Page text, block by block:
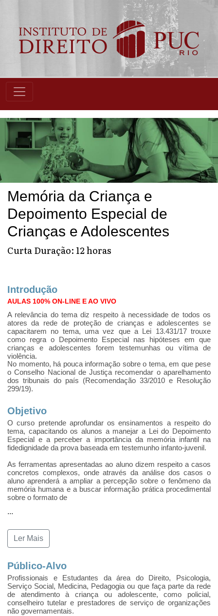
Memória da Criança e
Depoimento Especial de
Crianças e Adolescentes
Curta Duração: 12 horas
Introdução
AULAS 100% ON-LINE E AO VIVO
A relevância do tema diz respeito à necessidade de todos os
atores da rede de proteção de crianças e adolescentes se
capacitarem no tema, uma vez que a Lei 13.431/17 trouxe
como regra o Depoimento Especial nas hipóteses em que
crianças e adolescentes forem testemunhas ou vítima de
violência.
No momento, há pouca informação sobre o tema, em que pese
o Conselho Nacional de Justiça recomendar o aparelhamento
dos tribunais do país (Recomendação 33/2010 e Resolução
299/19).
Objetivo
O curso pretende aprofundar os ensinamentos a respeito do
tema, capacitando os alunos a manejar a Lei do Depoimento
Especial e a perceber a importância da memória infantil na
fidedignidade da prova baseada em testemunho infanto-juvenil.
As ferramentas apresentadas ao aluno dizem respeito a casos
concretos complexos, onde através da análise dos casos o
aluno aprenderá a ampliar a percepção sobre o fenômeno da
memória humana e a buscar informação prática procedimental
sobre o formato de
...
Ler Mais
Público-Alvo
Profissionais e Estudantes da área do Direito, Psicologia,
Serviço Social, Medicina, Pedagogia ou que faça parte da rede
de atendimento à criança ou adolescente, como policial,
conselheiro tutelar e prestadores de serviço de organizações
não governamentais.